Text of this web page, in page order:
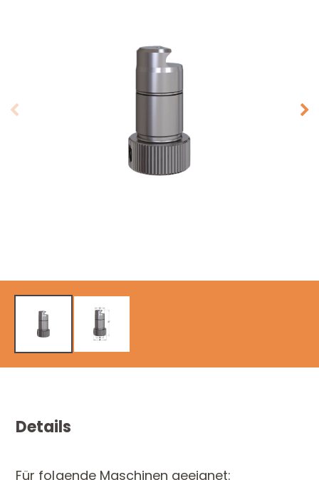
Details
Für folgende Maschinen geeignet: